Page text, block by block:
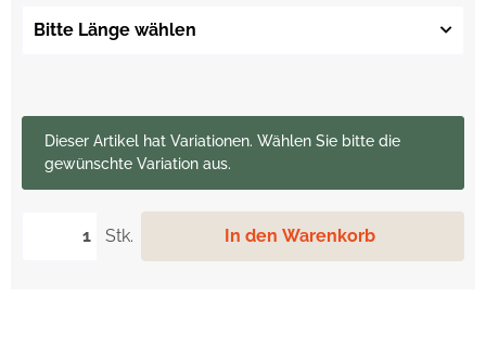
Bitte Länge wählen
Stk. In den Warenkorb
xDieser Artikel hat Variationen. Wählen Sie bitte die
gewünschte Variation aus.